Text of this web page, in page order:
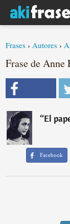
Frases ›Autores ›
Frase de Anne
“El
Facebook